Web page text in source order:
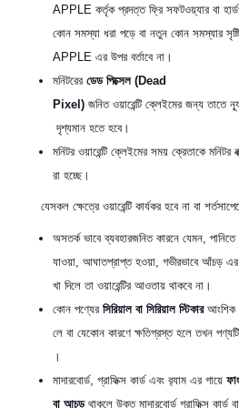
APPLE কর্তৃক প্রদত্ত ফ্রি সফটওয়্যার বা
কোন সমস্যা ধরা পড়ে বা নতুন কোন সমস্যার
APPLE এর উপর বর্তাবে না।
মনিটরের ডেড পিক্সেল(Dead
Pixel)জনিত ওয়ারেন্টি ক্লেইমের জন্য তাতে
দৃশ্যমান হতে হবে।
মনিটর ওয়ারেন্টি ক্লেইমের সময় ক্রেতাকে
রা হচ্ছে।
যেসকল ক্ষেত্রে ওয়ারেন্টি কার্যকর হবে না বা
অসতর্ক ভাবে ব্যবহারজনিত কারনে যেমন,
যাওয়া, আঘাতপ্রাপ্ত হওয়া, গভীরভাবে আঁচড়
খা দিলে তা ওয়ারেন্টির আওতায় থাকবে না।
কোন পণ্যের সিরিয়াল বা সিরিয়াল স্টিকারআংশিক
লে বা যেকোন কারণে ক্ষতিগ্রস্ত হলে তখন
।
মাদারবোর্ড, গ্রাফিক্স কার্ড এবং র‌্যাম এর গায়ে
বা আচড়থাকলে উক্ত মাদারবোর্ড গ্রাফিক্স কার্ড